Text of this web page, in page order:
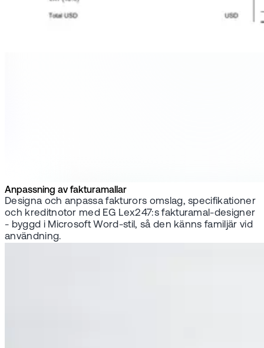
Anpassning av fakturamallar
Designa och anpassa fakturors omslag, specifikationer
och kreditnotor med EG Lex247:s fakturamal-designer
- byggd i Microsoft Word-stil, så den känns familjär vid
användning.